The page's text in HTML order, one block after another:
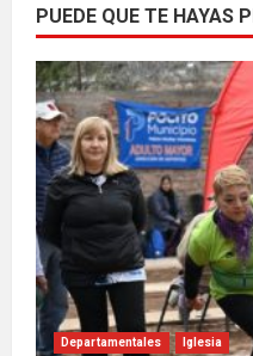
PUEDE QUE TE HAYAS
Departamentales Iglesia